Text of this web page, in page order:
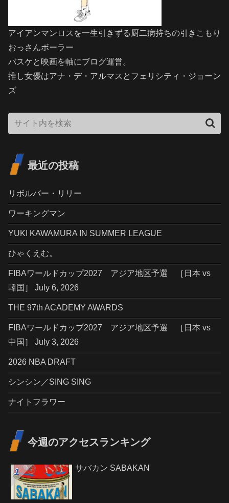
アイアンマンロスを一生引きずる厨二病持ちの引きこもり
おっさんボーラー
バスケと映画を軸にブログ運営。
推し女優はアナ・デ・アルマスとフェリシティ・ジョーン
ズ
最近の投稿
リボルバー・リリー
ワーキングマン
YUKI KAWAMURA IN SUMMER LEAGUE
ひゃくえむ。
FIBAワールドカップ2027 アジア地区予選 ［日本 vs
韓国］ July 6, 2026
THE 97th ACADEMY AWARDS
FIBAワールドカップ2027 アジア地区予選 ［日本 vs
中国］ July 3, 2026
2026 NBA DRAFT
シンシン／SING SING
ナイトフラワー
今週のアクセスランキング
サバカン SABAKAN